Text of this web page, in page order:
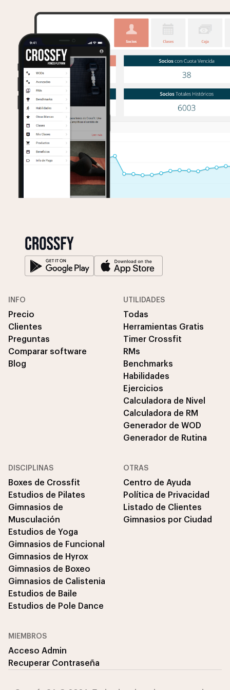
INFO
Precio
Clientes
Preguntas
Comparar software
Blog
UTILIDADES
Todas
Herramientas Gratis
Timer Crossfit
RMs
Benchmarks
Habilidades
Ejercicios
Calculadora de Nivel
Calculadora de RM
Generador de WOD
Generador de Rutina
DISCIPLINAS
Boxes de Crossfit
Estudios de Pilates
Gimnasios de
Musculación
Estudios de Yoga
Gimnasios de Funcional
Gimnasios de Hyrox
Gimnasios de Boxeo
Gimnasios de Calistenia
Estudios de Baile
Estudios de Pole Dance
OTRAS
Centro de Ayuda
Política de Privacidad
Listado de Clientes
Gimnasios por Ciudad
MIEMBROS
Acceso Admin
Recuperar Contraseña